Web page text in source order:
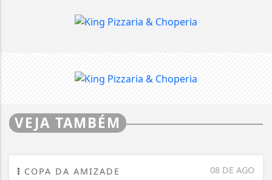
VEJA TAMBÉM
08 DE AGO
COPA DA AMIZADE